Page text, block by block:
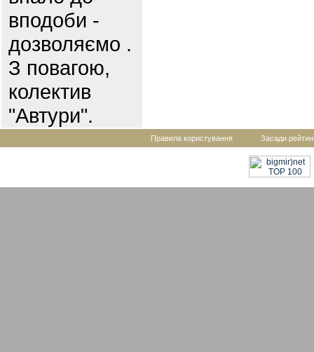
вподоби -
дозволяємо .
З повагою,
колектив
"Автури".
Правила користування Засади